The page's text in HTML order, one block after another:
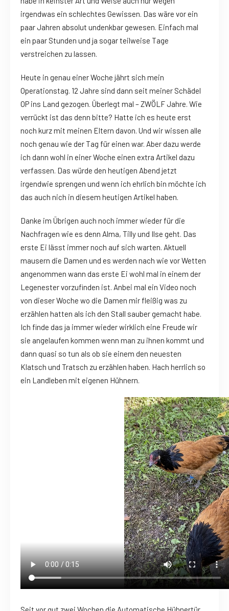
irgendwas ein schlechtes Gewissen. Das wäre vor ein
paar Jahren absolut undenkbar gewesen. Einfach mal
ein paar Stunden und ja sogar teilweise Tage
verstreichen zu lassen.
Heute in genau einer Woche jährt sich mein
Operationstag. 12 Jahre sind dann seit meiner Schädel
OP ins Land gezogen. Überlegt mal – ZWÖLF Jahre. Wie
verrückt ist das denn bitte? Hatte ich es heute erst
noch kurz mit meinen Eltern davon. Und wir wissen alle
noch genau wie der Tag für einen war. Aber dazu werde
ich dann wohl in einer Woche einen extra Artikel dazu
verfassen. Das würde den heutigen Abend jetzt
irgendwie sprengen und wenn ich ehrlich bin möchte ich
das auch nich in diesem heutigen Artikel haben.
Danke im Übrigen auch noch immer wieder für die
Nachfragen wie es denn Alma, Tilly und Ilse geht. Das
erste Ei lässt immer noch auf sich warten. Aktuell
mausern die Damen und es werden nach wie vor Wetten
angenommen wann das erste Ei wohl mal in einem der
Legenester vorzufinden ist. Anbei mal ein Video noch
von dieser Woche wo die Damen mir fleißig was zu
erzählen hatten als ich den Stall sauber gemacht habe.
Ich finde das ja immer wieder wirklich eine Freude wir
sie angelaufen kommen wenn man zu ihnen kommt und
dann quasi so tun als ob sie einem den neuesten
Klatsch und Tratsch zu erzählen haben. Hach herrlich so
ein Landleben mit eigenen Hühnern.